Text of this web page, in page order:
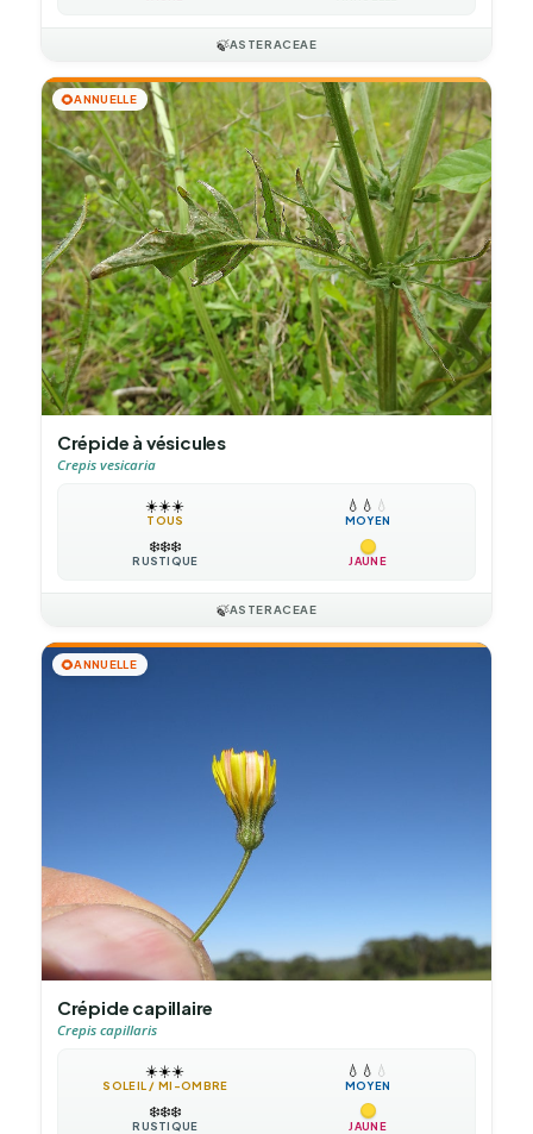
🍃ASTERACEAE
🌻ANNUELLE
Crépide à vésicules
Crepis vesicaria
☀️☀️☀️
TOUS
💧 💧 💧
MOYEN
❄️❄️❄️
RUSTIQUE JAUNE
🍃ASTERACEAE
🌻ANNUELLE
Crépide capillaire
Crepis capillaris
☀️☀️☀️
SOLEIL / MI-OMBRE
💧 💧 💧
MOYEN
❄️❄️❄️
RUSTIQUE JAUNE